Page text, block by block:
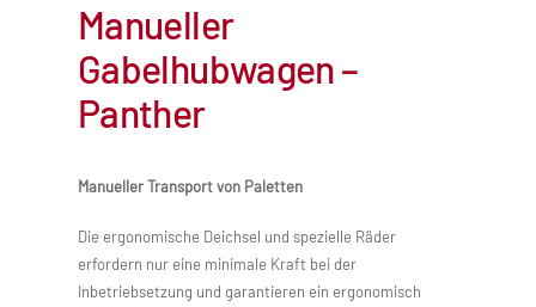
Manueller
Gabelhubwagen –
Panther
Manueller Transport von Paletten
Die ergonomische Deichsel und spezielle Räder
erfordern nur eine minimale Kraft bei der
Inbetriebsetzung und garantieren ein ergonomisch